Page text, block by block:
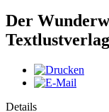
Der
Details